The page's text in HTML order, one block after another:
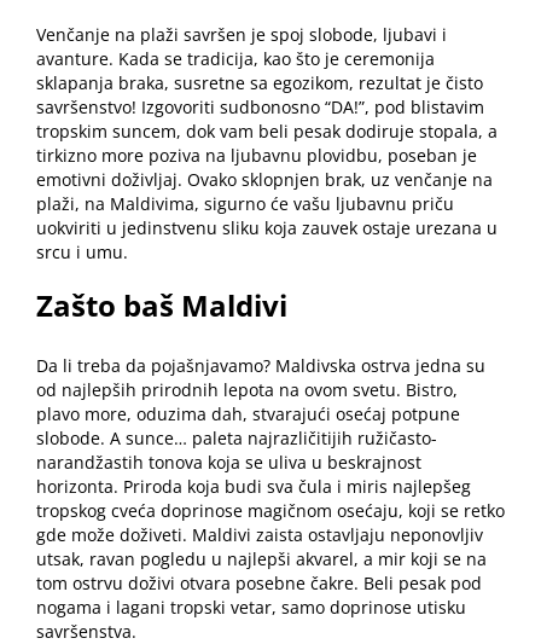
Venčanje na plaži savršen je spoj slobode, ljubavi i
avanture. Kada se tradicija, kao što je ceremonija
sklapanja braka, susretne sa egozikom, rezultat je čisto
savršenstvo! Izgovoriti sudbonosno “DA!”, pod blistavim
tropskim suncem, dok vam beli pesak dodiruje stopala, a
tirkizno more poziva na ljubavnu plovidbu, poseban je
emotivni doživljaj. Ovako sklopnjen brak, uz venčanje na
plaži, na Maldivima, sigurno će vašu ljubavnu priču
uokviriti u jedinstvenu sliku koja zauvek ostaje urezana u
srcu i umu.
Zašto baš Maldivi
Da li treba da pojašnjavamo? Maldivska ostrva jedna su
od najlepših prirodnih lepota na ovom svetu. Bistro,
plavo more, oduzima dah, stvarajući osećaj potpune
slobode. A sunce… paleta najrazličitijih ružičasto-
narandžastih tonova koja se uliva u beskrajnost
horizonta. Priroda koja budi sva čula i miris najlepšeg
tropskog cveća doprinose magičnom osećaju, koji se retko
gde može doživeti. Maldivi zaista ostavljaju neponovljiv
utsak, ravan pogledu u najlepši akvarel, a mir koji se na
tom ostrvu doživi otvara posebne čakre. Beli pesak pod
nogama i lagani tropski vetar, samo doprinose utisku
savršenstva.